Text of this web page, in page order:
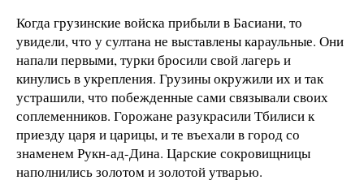
Когда грузинские войска прибыли в Басиани, то
увидели, что у султана не выставлены караульные. Они
напали первыми, турки бросили свой лагерь и
кинулись в укрепления. Грузины окружили их и так
устрашили, что побежденные сами связывали своих
соплеменников. Горожане разукрасили Тбилиси к
приезду царя и царицы, и те въехали в город со
знаменем Рукн-ад-Дина. Царские сокровищницы
наполнились золотом и золотой утварью.